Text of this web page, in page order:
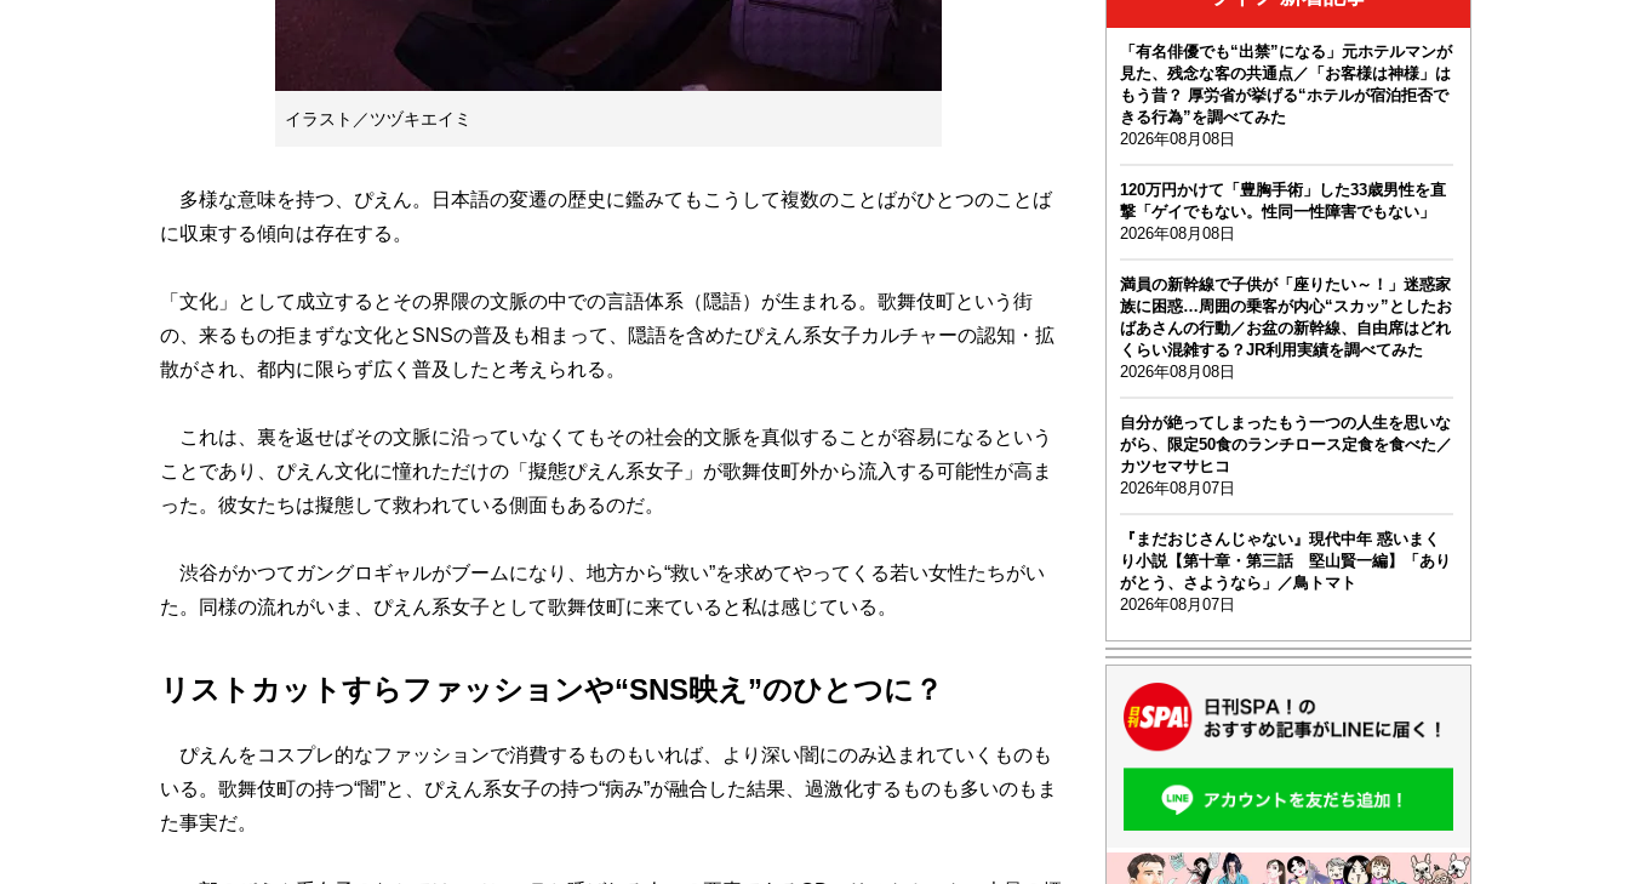
イラスト／ツヅキエイミ
多様な意味を持つ、ぴえん。日本語の変遷の歴史に鑑みてもこうして複数のことばがひとつのことば
に収束する傾向は存在する。
「文化」として成立するとその界隈の文脈の中での言語体系（隠語）が生まれる。歌舞伎町という街
の、来るもの拒まずな文化とSNSの普及も相まって、隠語を含めたぴえん系女子カルチャーの認知・拡
散がされ、都内に限らず広く普及したと考えられる。
これは、裏を返せばその文脈に沿っていなくてもその社会的文脈を真似することが容易になるという
ことであり、ぴえん文化に憧れただけの「擬態ぴえん系女子」が歌舞伎町外から流入する可能性が高ま
った。彼女たちは擬態して救われている側面もあるのだ。
渋谷がかつてガングロギャルがブームになり、地方から“救い”を求めてやってくる若い女性たちがい
た。同様の流れがいま、ぴえん系女子として歌舞伎町に来ていると私は感じている。
リストカットすらファッションや“SNS映え”のひとつに？
ぴえんをコスプレ的なファッションで消費するものもいれば、より深い闇にのみ込まれていくものも
いる。歌舞伎町の持つ“闇”と、ぴえん系女子の持つ“病み”が融合した結果、過激化するものも多いのもま
た事実だ。
「有名俳優でも“出禁”になる」元ホテルマンが
見た、残念な客の共通点／「お客様は神様」は
もう昔？ 厚労省が挙げる“ホテルが宿泊拒否で
きる行為”を調べてみた
2026年08月08日
120万円かけて「豊胸手術」した33歳男性を直
撃「ゲイでもない。性同一性障害でもない」
2026年08月08日
満員の新幹線で子供が「座りたい～！」迷惑家
族に困惑…周囲の乗客が内心“スカッ”としたお
ばあさんの行動／お盆の新幹線、自由席はどれ
くらい混雑する？JR利用実績を調べてみた
2026年08月08日
自分が絶ってしまったもう一つの人生を思いな
がら、限定50食のランチロース定食を食べた／
カツセマサヒコ
2026年08月07日
『まだおじさんじゃない』現代中年 惑いまく
り小説【第十章・第三話 堅山賢一編】「あり
がとう、さようなら」／鳥トマト
2026年08月07日